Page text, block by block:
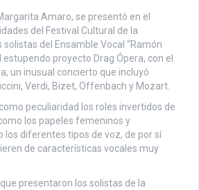
Amaro, se presentó en el
del Festival Cultural de la
solistas del Ensamble Vocal “Ramón
estupendo proyecto Drag Ópera, con el
un inusual concierto que incluyó
Verdi, Bizet, Offenbach y Mozart.
peculiaridad los roles invertidos de
los papeles femeninos y
los diferentes tipos de voz, de por sí
de características vocales muy
presentaron los solistas de la